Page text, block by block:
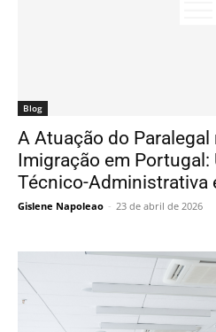
Blog
A Atuação do
Imigração em Portugal:
Técnico-Administrativa
Gislene Napoleao - 23 de abril de 2026
o
s
a
a
r
i